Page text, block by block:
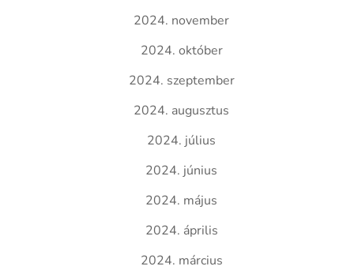
2024. november
2024. október
2024. szeptember
2024. augusztus
2024. július
2024. június
2024. május
2024. április
2024. március